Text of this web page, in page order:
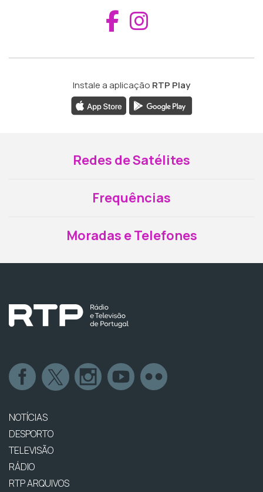
Aceder ao
Instale a aplicação RTP Play
Redes de Satélites
Frequências
Moradas e Telefones
NOTÍCIAS
DESPORTO
TELEVISÃO
RÁDIO
RTP ARQUIVOS